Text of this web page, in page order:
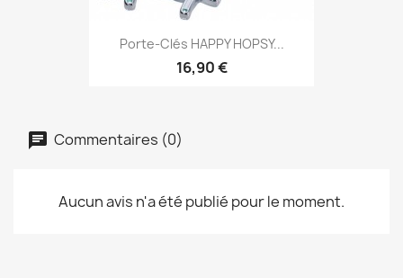
Porte-Clés HAPPY HOPSY...
16,90 €
Commentaires (0)
Aucun avis n'a été publié pour le moment.